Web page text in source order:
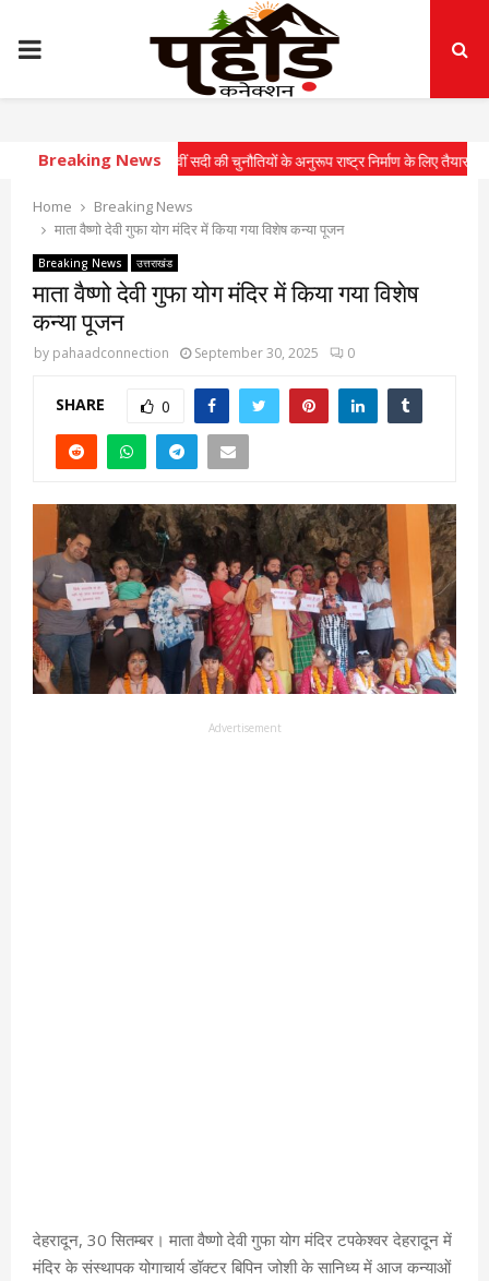
PRIMARY
MENU
Breaking News
मुहर ⇝ 21वीं सदी की चुनौतियों के अनुरूप राष्ट्र निर्माण के लिए तैयार करें
Home
Breaking News
माता वैष्णो देवी गुफा योग मंदिर में किया गया विशेष कन्या पूजन
Breaking News उत्तराखंड
माता वैष्णो देवी गुफा योग मंदिर में किया गया विशेष
कन्या पूजन
by pahaadconnection September 30, 2025 0
SHARE 0
Advertisement
देहरादून, 30 सितम्बर। माता वैष्णो देवी गुफा योग मंदिर टपकेश्वर देहरादून में
मंदिर के संस्थापक योगाचार्य डॉक्टर बिपिन जोशी के सानिध्य में आज कन्याओं